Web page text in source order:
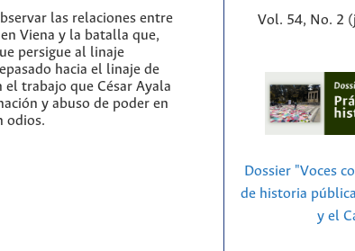
las relaciones entre
Viena y la batalla que,
persigue al linaje
hacia el linaje de
el trabajo que César Ayala
y abuso de poder en
odios.
Vol. 54, No. 2
Dossier "Voces
de historia
y el